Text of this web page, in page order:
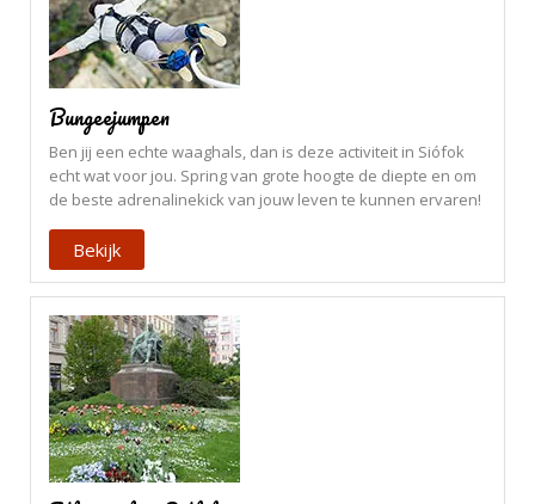
Bungeejumpen
Ben jij een echte waaghals, dan is deze activiteit in Siófok
echt wat voor jou. Spring van grote hoogte de diepte en om
de beste adrenalinekick van jouw leven te kunnen ervaren!
Bekijk